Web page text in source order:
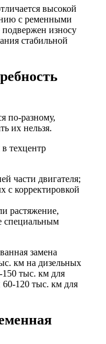
высокой
с ременными
износу
стабильной
по-разному,
их нельзя.
техцентр
части двигателя;
с корректировкой
растяжение,
специальным
замена
км на дизельных
150 тыс. км для
120 тыс. км для